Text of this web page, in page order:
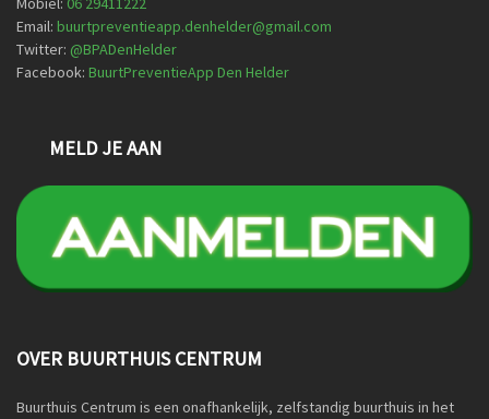
Email: buurtpreventieapp.denhelder@gmail.com
Twitter: @BPADenHelder
Facebook: BuurtPreventieApp Den Helder
MELD JE AAN
OVER BUURTHUIS CENTRUM
Buurthuis Centrum is een onafhankelijk, zelfstandig buurthuis in het